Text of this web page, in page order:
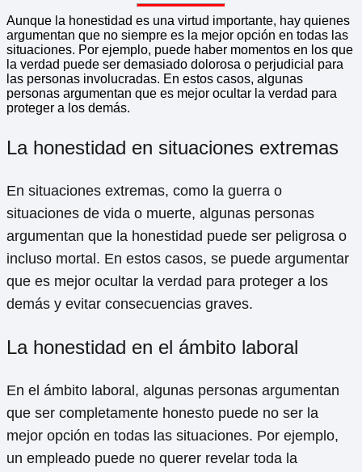
Aunque la honestidad es una virtud importante, hay quienes
argumentan que no siempre es la mejor opción en todas las
situaciones. Por ejemplo, puede haber momentos en los que
la verdad puede ser demasiado dolorosa o perjudicial para
las personas involucradas. En estos casos, algunas
personas argumentan que es mejor ocultar la verdad para
proteger a los demás.
La honestidad en situaciones extremas
En situaciones extremas, como la guerra o
situaciones de vida o muerte, algunas personas
argumentan que la honestidad puede ser peligrosa o
incluso mortal. En estos casos, se puede argumentar
que es mejor ocultar la verdad para proteger a los
demás y evitar consecuencias graves.
La honestidad en el ámbito laboral
En el ámbito laboral, algunas personas argumentan
que ser completamente honesto puede no ser la
mejor opción en todas las situaciones. Por ejemplo,
un empleado puede no querer revelar toda la